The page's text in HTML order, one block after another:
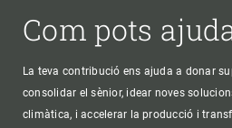
Com pots
La teva contribució ens ajuda a donar
consolidar el sènior, idear noves
climàtica, i accelerar la producció i